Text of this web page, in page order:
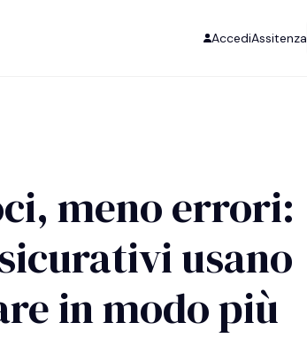
AccediAssitenza
meno errori:
usano
in modo più